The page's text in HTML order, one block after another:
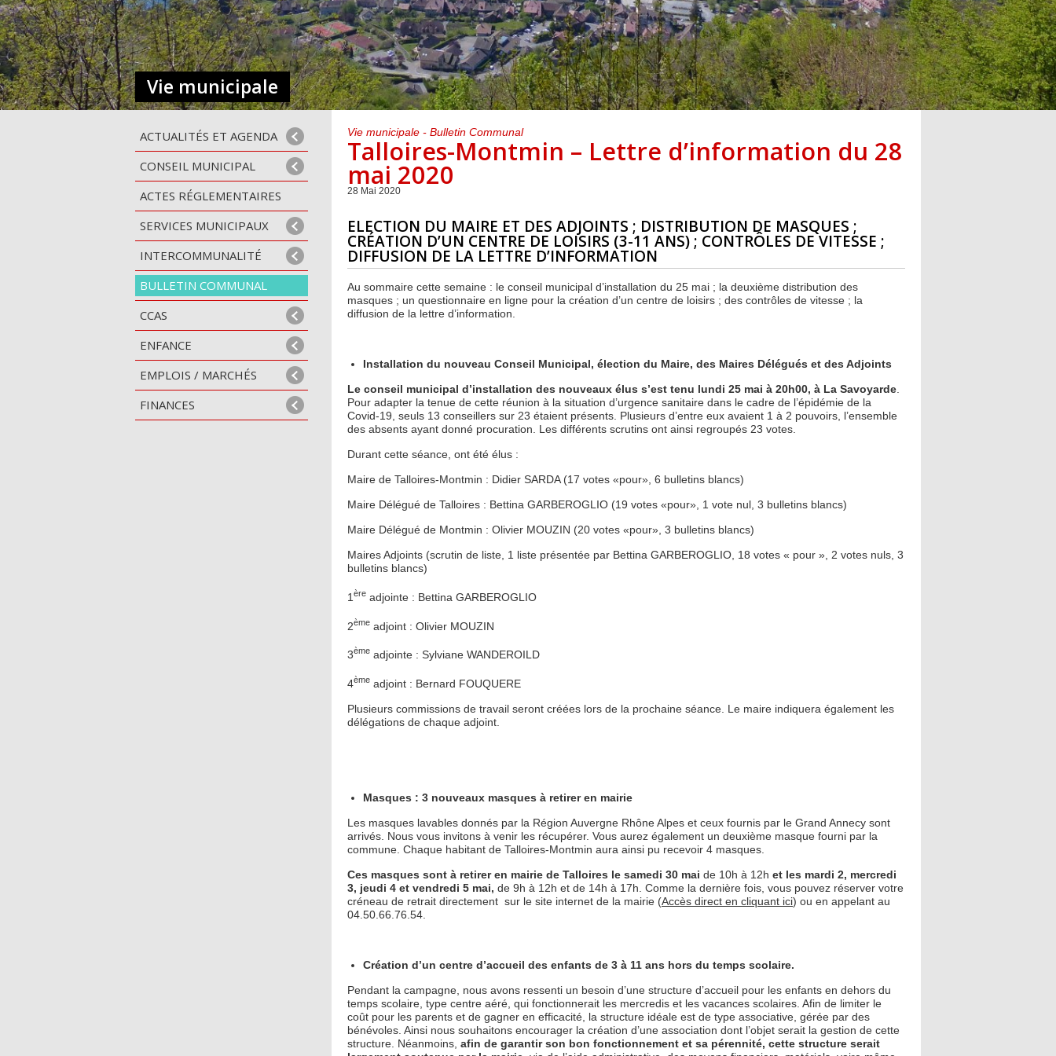
Centre de loisirs et
périscolaire
Mercredis
périscolaire
Vacances scolaires
Subventions
ACTUALITÉS ET AGENDA
CONSEIL MUNICIPAL
ACTES RÉGLEMENTAIRES
SERVICES MUNICIPAUX
INTERCOMMUNALITÉ
BULLETIN COMMUNAL
CCAS
ENFANCE
EMPLOIS / MARCHÉS
FINANCES
Vie municipale
Vie municipale - Bulletin Communal
Talloires-Montmin – Lettre d’information du 28
mai 2020
28 Mai 2020
ELECTION DU MAIRE ET DES ADJOINTS ; DISTRIBUTION DE MASQUES ;
CRÉATION D’UN CENTRE DE LOISIRS (3-11 ANS) ; CONTRÔLES DE VITESSE ;
DIFFUSION DE LA LETTRE D’INFORMATION
Au sommaire cette semaine : le conseil municipal d’installation du 25 mai ; la deuxième distribution des
masques ; un questionnaire en ligne pour la création d’un centre de loisirs ; des contrôles de vitesse ; la
diffusion de la lettre d’information.
Installation du nouveau Conseil Municipal, élection du Maire, des Maires Délégués et des Adjoints
Le conseil municipal d’installation des nouveaux élus s’est tenu lundi 25 mai à 20h00, à La Savoyarde.
Pour adapter la tenue de cette réunion à la situation d’urgence sanitaire dans le cadre de l’épidémie de la
Covid-19, seuls 13 conseillers sur 23 étaient présents. Plusieurs d’entre eux avaient 1 à 2 pouvoirs, l’ensemble
des absents ayant donné procuration. Les différents scrutins ont ainsi regroupés 23 votes.
Durant cette séance, ont été élus :
Maire de Talloires-Montmin : Didier SARDA (17 votes «pour», 6 bulletins blancs)
Maire Délégué de Talloires : Bettina GARBEROGLIO (19 votes «pour», 1 vote nul, 3 bulletins blancs)
Maire Délégué de Montmin : Olivier MOUZIN (20 votes «pour», 3 bulletins blancs)
Maires Adjoints (scrutin de liste, 1 liste présentée par Bettina GARBEROGLIO, 18 votes « pour », 2 votes nuls, 3
bulletins blancs)
1 ère adjointe : Bettina GARBEROGLIO
2ème adjoint : Olivier MOUZIN
3ème adjointe : Sylviane WANDEROILD
4ème adjoint : Bernard FOUQUERE
Plusieurs commissions de travail seront créées lors de la prochaine séance. Le maire indiquera également les
délégations de chaque adjoint.
Masques : 3 nouveaux masques à retirer en mairie
Les masques lavables donnés par la Région Auvergne Rhône Alpes et ceux fournis par le Grand Annecy sont
arrivés. Nous vous invitons à venir les récupérer. Vous aurez également un deuxième masque fourni par la
commune. Chaque habitant de Talloires-Montmin aura ainsi pu recevoir 4 masques.
Ces masques sont à retirer en mairie de Talloires le samedi 30 mai de 10h à 12h et les mardi 2, mercredi
3, jeudi 4 et vendredi 5 mai, de 9h à 12h et de 14h à 17h. Comme la dernière fois, vous pouvez réserver votre
créneau de retrait directement sur le site internet de la mairie (Accès direct en cliquant ici) ou en appelant au
04.50.66.76.54.
Création d’un centre d’accueil des enfants de 3 à 11 ans hors du temps scolaire.
Pendant la campagne, nous avons ressenti un besoin d’une structure d’accueil pour les enfants en dehors du
temps scolaire, type centre aéré, qui fonctionnerait les mercredis et les vacances scolaires. Afin de limiter le
coût pour les parents et de gagner en efficacité, la structure idéale est de type associative, gérée par des
bénévoles. Ainsi nous souhaitons encourager la création d’une association dont l’objet serait la gestion de cette
structure. Néanmoins, afin de garantir son bon fonctionnement et sa pérennité, cette structure serait